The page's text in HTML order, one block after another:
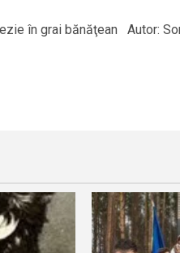
în grai bănăţean Autor: